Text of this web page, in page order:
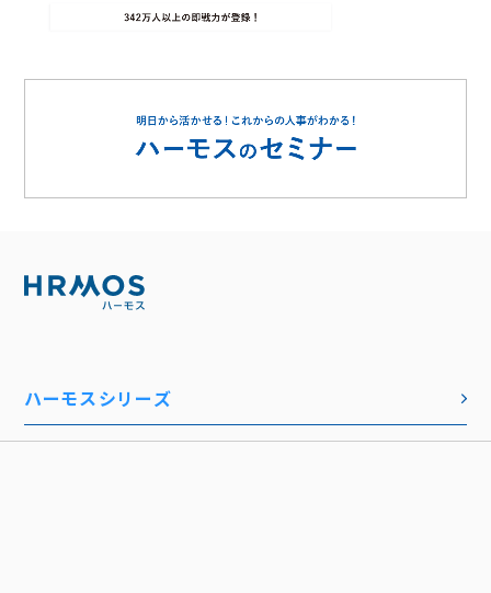
ハーモスシリーズ